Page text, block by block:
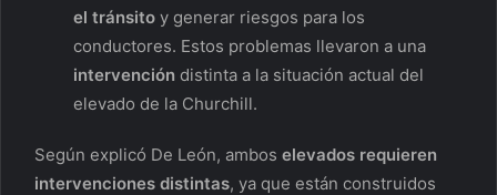
el tránsito y generar riesgos para los
conductores. Estos problemas llevaron a una
intervención distinta a la situación actual del
elevado de la Churchill.
Según explicó De León, ambos elevados requieren
intervenciones distintas, ya que están construidos